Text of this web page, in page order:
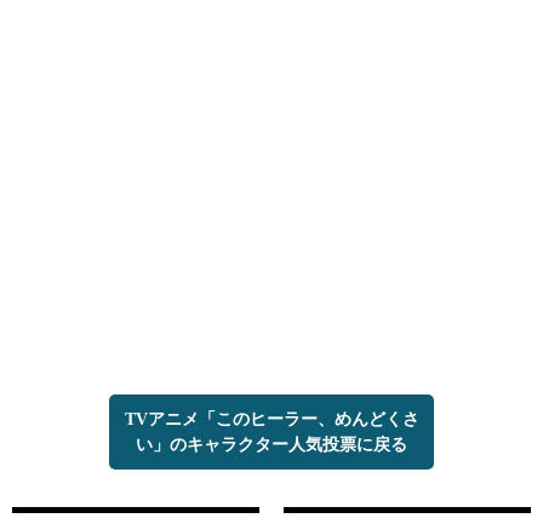
TVアニメ「このヒーラー、めんどくさ
い」のキャラクター人気投票に戻る